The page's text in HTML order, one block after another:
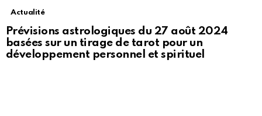
Actualité
Prévisions astrologiques du 27 août 2024
basées sur un tirage de tarot pour un
développement personnel et spirituel